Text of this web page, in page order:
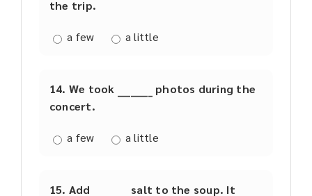
the trip.
a few a little
14. We took ________ photos during the
concert.
a few a little
15. Add ________ salt to the soup. It